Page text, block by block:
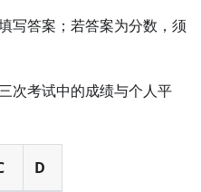
写答案；若答案为分数，须
次考试中的成绩与个人平
D